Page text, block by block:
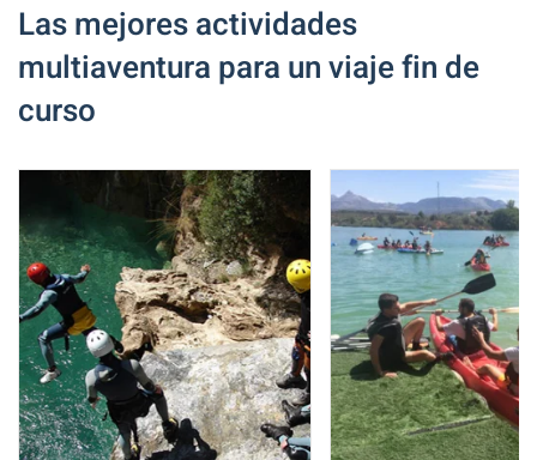
Las mejores actividades
multiaventura para un viaje fin de
curso